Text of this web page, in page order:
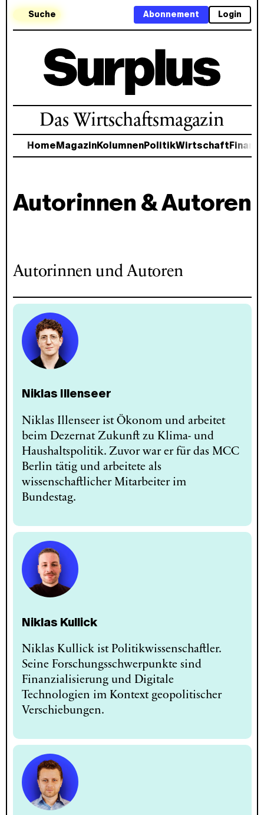
Suche Login
Abonnement
Das Wirtschaftsmagazin
Home MagazinKolumnenPolitikWirtschaft
Autorinnen & Autoren
Autorinnen und Autoren
Niklas Illenseer
Niklas Illenseer ist Ökonom und arbeitet
beim Dezernat Zukunft zu Klima- und
Haushaltspolitik. Zuvor war er für das MCC
Berlin tätig und arbeitete als
wissenschaftlicher Mitarbeiter im
Bundestag.
Niklas Kullick
Niklas Kullick ist Politikwissenschaftler.
Seine Forschungsschwerpunkte sind
Finanzialisierung und Digitale
Technologien im Kontext geopolitischer
Verschiebungen.